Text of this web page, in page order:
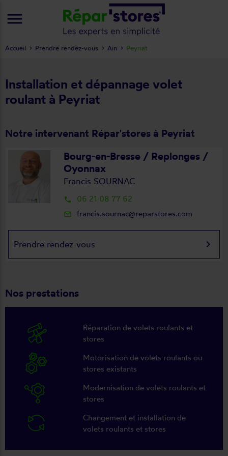
Installation et dépannage volet
roulant à Peyriat
Notre intervenant Répar'stores à Peyriat
Bourg-en-Bresse / Replonges /
Oyonnax
Francis SOURNAC
local_phone 06 21 08 77 62
mail_outline francis.sournac@reparstores.com
Prendre rendez-vous keyboard_arrow_right
Nos prestations
Réparation de volets roulants et
stores
Motorisation de volets roulants ou
stores existants
Modernisation de volets roulants et
stores
Changement et installation de
volets roulants et stores
Accueil Prendre rendez-vous Ain Peyriat
menu